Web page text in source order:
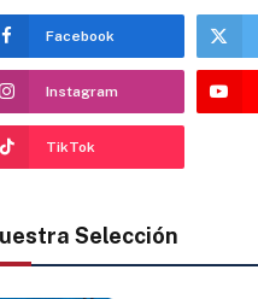
Facebook
Instagram
TikTok
Selección